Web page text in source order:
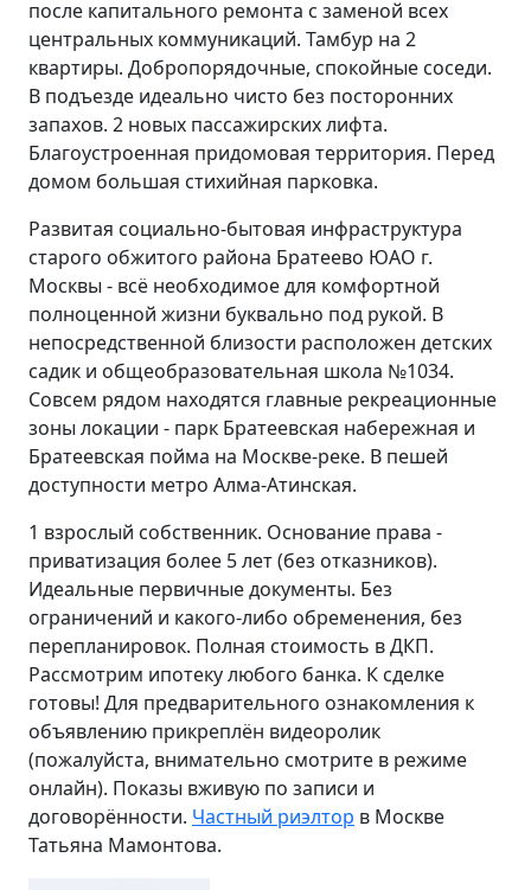
после капитального ремонта с заменой всех
центральных коммуникаций. Тамбур на 2
квартиры. Добропорядочные, спокойные соседи.
В подъезде идеально чисто без посторонних
запахов. 2 новых пассажирских лифта.
Благоустроенная придомовая территория. Перед
домом большая стихийная парковка.
Развитая социально-бытовая инфраструктура
старого обжитого района Братеево ЮАО г.
Москвы - всё необходимое для комфортной
полноценной жизни буквально под рукой. В
непосредственной близости расположен детских
садик и общеобразовательная школа №1034.
Совсем рядом находятся главные рекреационные
зоны локации - парк Братеевская набережная и
Братеевская пойма на Москве-реке. В пешей
доступности метро Алма-Атинская.
1 взрослый собственник. Основание права -
приватизация более 5 лет (без отказников).
Идеальные первичные документы. Без
ограничений и какого-либо обременения, без
перепланировок. Полная стоимость в ДКП.
Рассмотрим ипотеку любого банка. К сделке
готовы! Для предварительного ознакомления к
объявлению прикреплён видеоролик
(пожалуйста, внимательно смотрите в режиме
онлайн). Показы вживую по записи и
договорённости. Частный риэлтор в Москве
Татьяна Мамонтова.